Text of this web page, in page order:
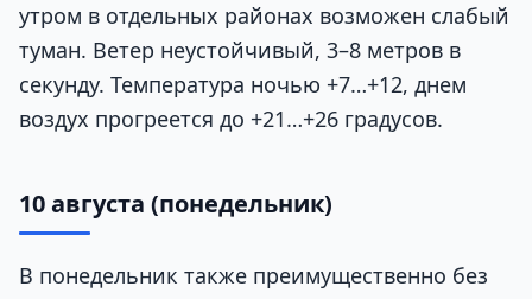
утром в отдельных районах возможен слабый
туман. Ветер неустойчивый, 3–8 метров в
секунду. Температура ночью +7…+12, днем
воздух прогреется до +21…+26 градусов.
10 августа (понедельник)
В понедельник также преимущественно без